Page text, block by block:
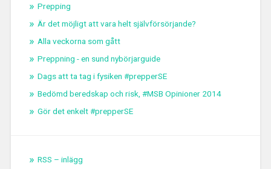
Prepping
Är det möjligt att vara helt självförsörjande?
Alla veckorna som gått
Preppning - en sund nybörjarguide
Dags att ta tag i fysiken #prepperSE
Bedömd beredskap och risk, #MSB Opinioner 2014
Gör det enkelt #prepperSE
RSS – inlägg